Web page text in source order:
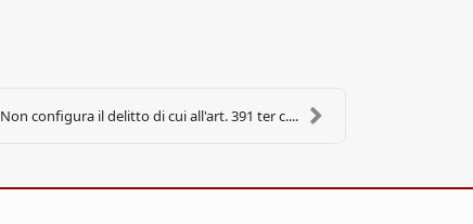
Non configura il delitto di cui all'art. 391 ter c....